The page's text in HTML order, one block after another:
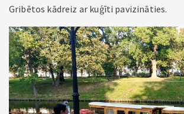
Gribētos kādreiz ar kuģīti pavizināties.